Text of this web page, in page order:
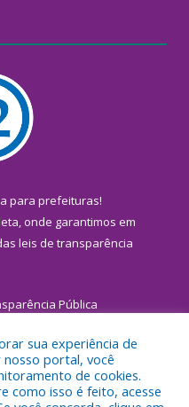
para prefeituras!
onde garantimos em
leis de transparência
Pública
Prefeitura Municipal de
sua experiência de
portal, você
de cookies.
como isso é feito, acesse